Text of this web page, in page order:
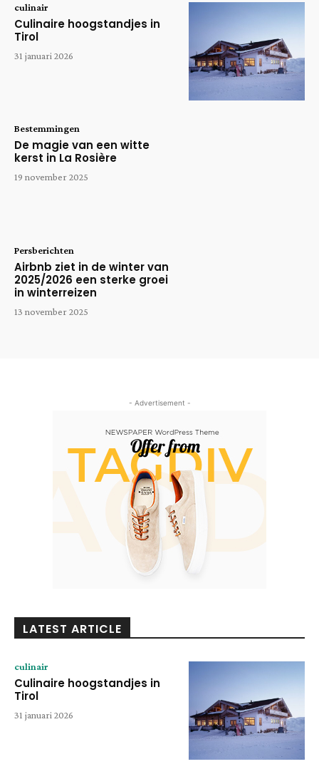
culinair
Culinaire hoogstandjes in
Tirol
31 januari 2026
Bestemmingen
De magie van een witte
kerst in La Rosière
19 november 2025
Persberichten
Airbnb ziet in de winter van
2025/2026 een sterke groei
in winterreizen
13 november 2025
- Advertisement -
LATEST ARTICLE
culinair
Culinaire hoogstandjes in
Tirol
31 januari 2026